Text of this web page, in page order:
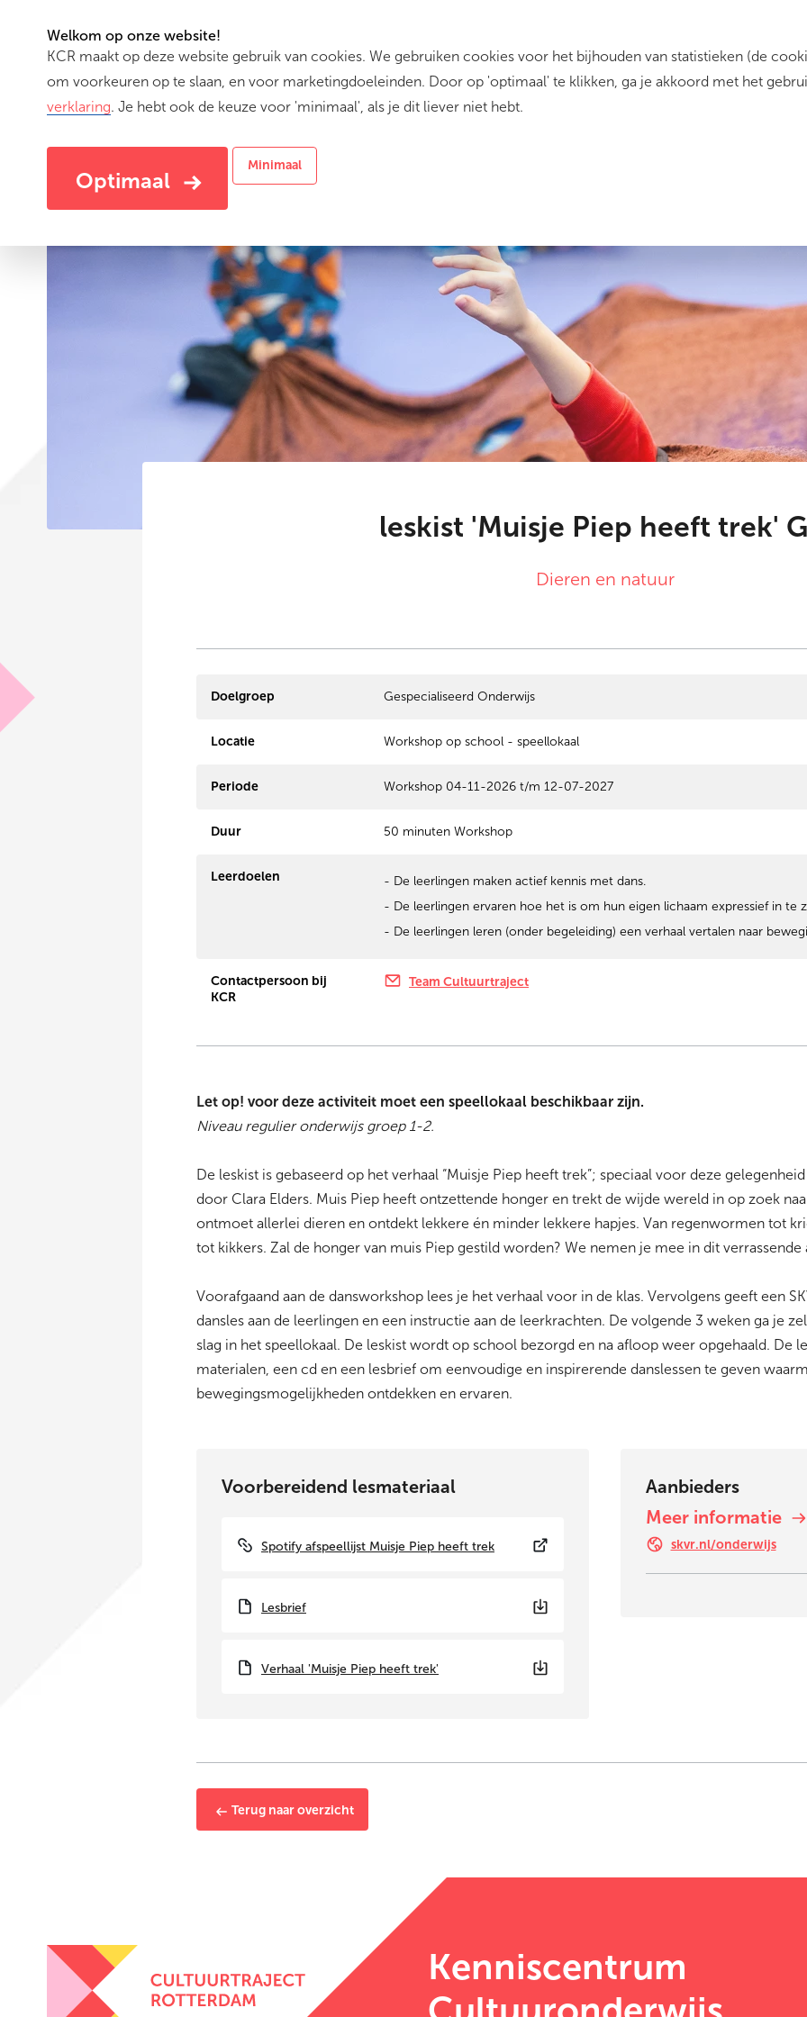
Welkom op onze website!
KCR maakt op deze website gebruik van cookies. We gebruiken cookies voor het bijhouden van statistieken (de
om voorkeuren op te slaan, en voor marketingdoeleinden. Door op 'optimaal' te klikken, ga je akkoord met het
verklaring. Je hebt ook de keuze voor 'minimaal', als je dit liever niet hebt.
Optimaal
Minimaal
Activiteiten(current)Zo werkt het Dit zijn wij Contact
leskist 'Muisje Piep heeft trek'
Dieren en natuur
Doelgroep Gespecialiseerd Onderwijs
Locatie Workshop op school - speellokaal
Periode Workshop 04-11-2026 t/m 12-07-2027
Duur 50 minuten Workshop
Leerdoelen
- De leerlingen maken actief kennis met dans.
- De leerlingen ervaren hoe het is om hun eigen lichaam expressief in te
- De leerlingen leren (onder begeleiding) een verhaal vertalen naar
Contactpersoon bij
KCR
Team Cultuurtraject
Let op! voor deze activiteit moet een speellokaal beschikbaar zijn.
Niveau regulier onderwijs groep 1-2.
De leskist is gebaseerd op het verhaal “Muisje Piep heeft trek”; speciaal voor deze
door Clara Elders. Muis Piep heeft ontzettende honger en trekt de wijde wereld in op zoek
ontmoet allerlei dieren en ontdekt lekkere én minder lekkere hapjes. Van regenwormen tot
tot kikkers. Zal de honger van muis Piep gestild worden? We nemen je mee in dit
Voorafgaand aan de dansworkshop lees je het verhaal voor in de klas. Vervolgens geeft een
dansles aan de leerlingen en een instructie aan de leerkrachten. De volgende 3 weken ga je
slag in het speellokaal. De leskist wordt op school bezorgd en na afloop weer opgehaald. De
materialen, een cd en een lesbrief om eenvoudige en inspirerende danslessen te geven
bewegingsmogelijkheden ontdekken en ervaren.
Voorbereidend lesmateriaal
Spotify afspeellijst Muisje Piep heeft trek
Lesbrief
Verhaal 'Muisje Piep heeft trek'
Aanbieders
Meer informatie
skvr.nl/onderwijs
Terug naar overzicht
Kenniscentrum